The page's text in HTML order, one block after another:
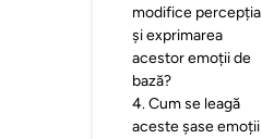
modifice percepția
și exprimarea
acestor emoții de
bază?
4.Cum se leagă
aceste șase emoții